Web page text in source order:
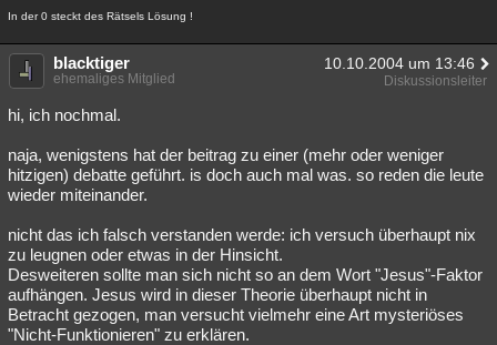
In der 0 steckt des Rätsels Lösung !
blacktiger 10.10.2004 um 13:46
ehemaliges Mitglied Diskussionsleiter
hi, ich nochmal.
naja, wenigstens hat der beitrag zu einer (mehr oder weniger
hitzigen) debatte geführt. is doch auch mal was. so reden die leute
wieder miteinander.
nicht das ich falsch verstanden werde: ich versuch überhaupt nix
zu leugnen oder etwas in der Hinsicht.
Desweiteren sollte man sich nicht so an dem Wort "Jesus"-Faktor
aufhängen. Jesus wird in dieser Theorie überhaupt nicht in
Betracht gezogen, man versucht vielmehr eine Art mysteriöses
"Nicht-Funktionieren" zu erklären.